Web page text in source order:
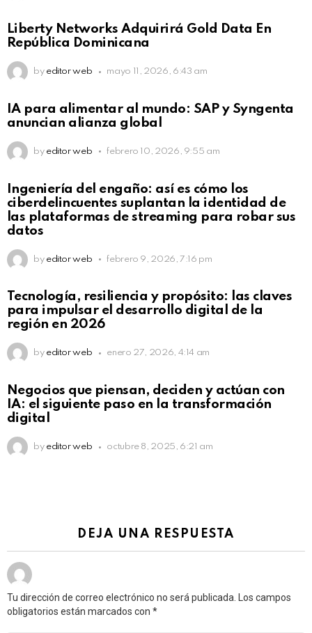
Click to view this post
Liberty Networks Adquirirá Gold Data En
República Dominicana
by editor web mayo 11, 2026, 6:43 am
Click to view this post
IA para alimentar al mundo: SAP y Syngenta
anuncian alianza global
by editor web febrero 10, 2026, 9:55 am
Click to view this post
Ingeniería del engaño: así es cómo los
ciberdelincuentes suplantan la identidad de
las plataformas de streaming para robar sus
datos
by editor web febrero 9, 2026, 7:16 pm
Not Safe For Work
Click to view this post
Tecnología, resiliencia y propósito: las claves
para impulsar el desarrollo digital de la
región en 2026
by editor web enero 27, 2026, 4:14 am
Click to view this post
Negocios que piensan, deciden y actúan con
IA: el siguiente paso en la transformación
digital
by editor web octubre 8, 2025, 6:21 am
DEJA UNA RESPUESTA
Tu dirección de correo electrónico no será publicada.
Los campos
obligatorios están marcados con *